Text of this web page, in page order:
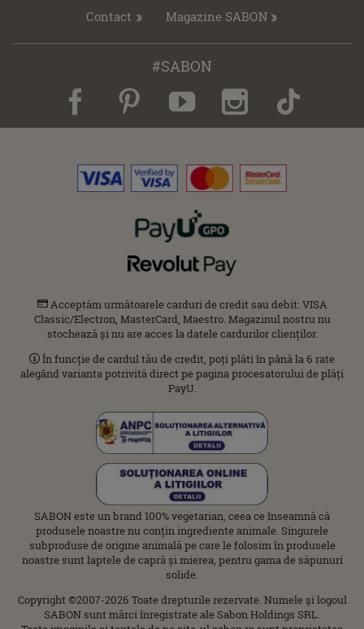
Contact Magazine SABON
#SABON
Acceptăm următoarele carduri de credit sau debit: VISA
Classic/Electron, MasterCard, Maestro. Magazinul nostru nu
stochează și nu are acces la datele cardurilor clienților.
În funcție de cardul tău de credit, poți plăti în până la 6 rate
alegând varianta potrivită direct pe pagina procesatorului de plăți
PayU.
SABON este un brand 100% vegetarian, ceea ce înseamnă că
produsele noastre nu conțin ingrediente animale. Singurele
subproduse de origine animală pe care le folosim în produsele
noastre sunt laptele de capră și mierea, pentru gama de săpunuri
solide.
Copyright ©2007-2026 Toate drepturile rezervate. Numele şi logoul
SABON sunt mărci înregistrate ale Sabon Holdings SRL.